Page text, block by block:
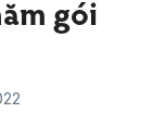
gói